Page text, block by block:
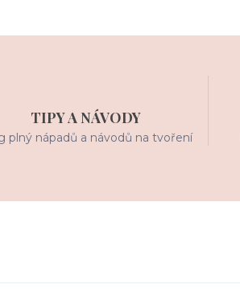
TIPY A NÁVODY
plný nápadů a návodů na tvoření